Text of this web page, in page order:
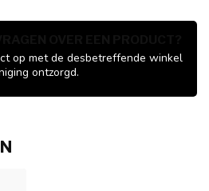
op met de desbetreffende winkel
ontzorgd.